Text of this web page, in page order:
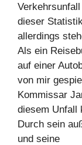
dieser Statistik
allerdings
Als ein
auf einer
von mir
Kommissar
diesem Unfall
Durch sein
und seine